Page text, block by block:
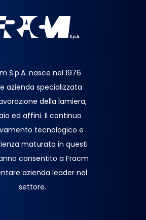
S.p.A. nasce nel 1976
azienda specializzata
della lamiera,
ed affini. Il continuo
tecnologico e
maturata in questi
consentito a Fracm
azienda leader nel
settore.